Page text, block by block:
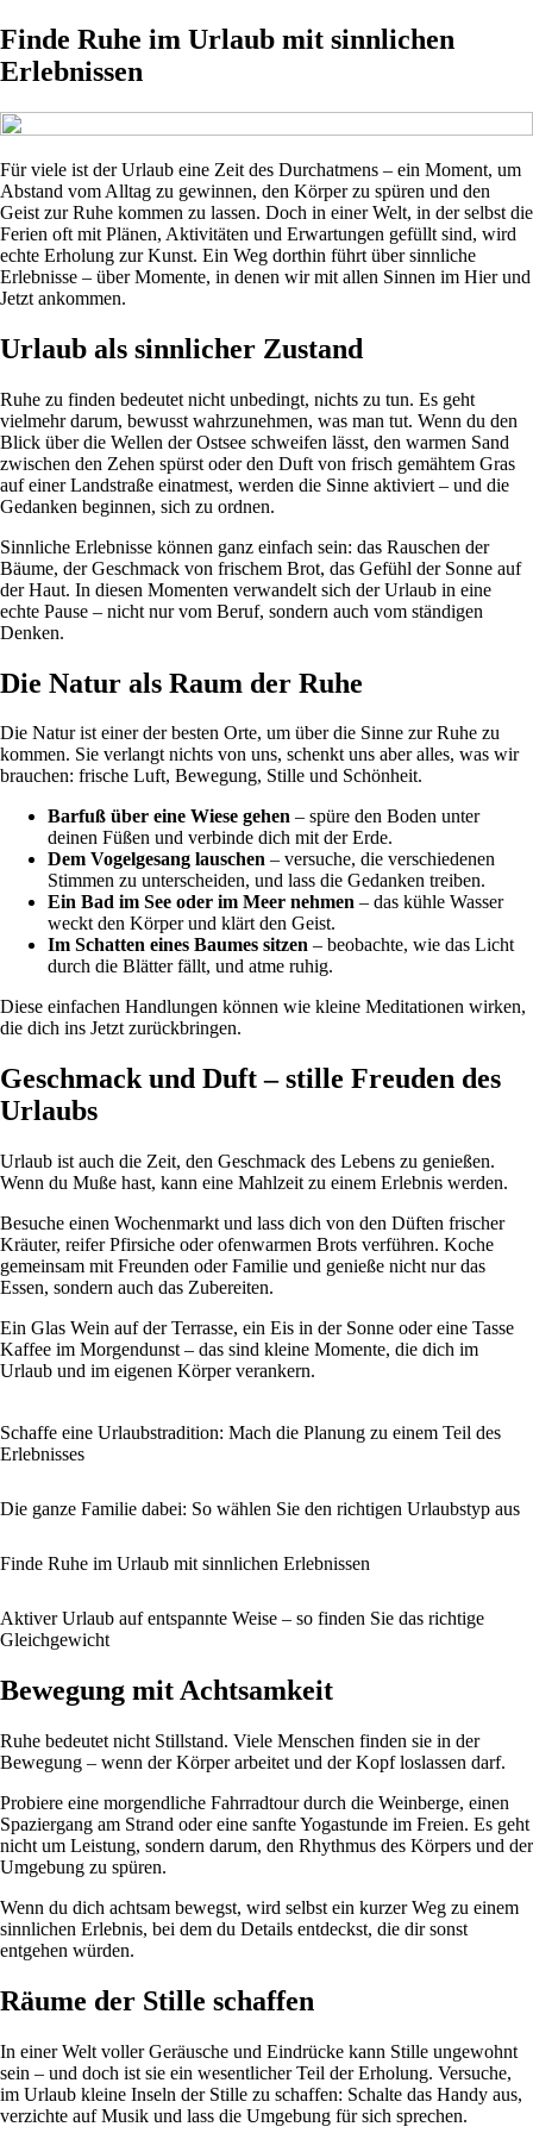
Finde Ruhe im Urlaub mit sinnlichen
Erlebnissen
Für viele ist der Urlaub eine Zeit des Durchatmens – ein Moment, um
Abstand vom Alltag zu gewinnen, den Körper zu spüren und den
Geist zur Ruhe kommen zu lassen. Doch in einer Welt, in der selbst die
Ferien oft mit Plänen, Aktivitäten und Erwartungen gefüllt sind, wird
echte Erholung zur Kunst. Ein Weg dorthin führt über sinnliche
Erlebnisse – über Momente, in denen wir mit allen Sinnen im Hier und
Jetzt ankommen.
Urlaub als sinnlicher Zustand
Ruhe zu finden bedeutet nicht unbedingt, nichts zu tun. Es geht
vielmehr darum, bewusst wahrzunehmen, was man tut. Wenn du den
Blick über die Wellen der Ostsee schweifen lässt, den warmen Sand
zwischen den Zehen spürst oder den Duft von frisch gemähtem Gras
auf einer Landstraße einatmest, werden die Sinne aktiviert – und die
Gedanken beginnen, sich zu ordnen.
Sinnliche Erlebnisse können ganz einfach sein: das Rauschen der
Bäume, der Geschmack von frischem Brot, das Gefühl der Sonne auf
der Haut. In diesen Momenten verwandelt sich der Urlaub in eine
echte Pause – nicht nur vom Beruf, sondern auch vom ständigen
Denken.
Die Natur als Raum der Ruhe
Die Natur ist einer der besten Orte, um über die Sinne zur Ruhe zu
kommen. Sie verlangt nichts von uns, schenkt uns aber alles, was wir
brauchen: frische Luft, Bewegung, Stille und Schönheit.
Barfuß über eine Wiese gehen – spüre den Boden unter
deinen Füßen und verbinde dich mit der Erde.
Dem Vogelgesang lauschen – versuche, die verschiedenen
Stimmen zu unterscheiden, und lass die Gedanken treiben.
Ein Bad im See oder im Meer nehmen – das kühle Wasser
weckt den Körper und klärt den Geist.
Im Schatten eines Baumes sitzen – beobachte, wie das Licht
durch die Blätter fällt, und atme ruhig.
Diese einfachen Handlungen können wie kleine Meditationen wirken,
die dich ins Jetzt zurückbringen.
Geschmack und Duft – stille Freuden des
Urlaubs
Urlaub ist auch die Zeit, den Geschmack des Lebens zu genießen.
Wenn du Muße hast, kann eine Mahlzeit zu einem Erlebnis werden.
Besuche einen Wochenmarkt und lass dich von den Düften frischer
Kräuter, reifer Pfirsiche oder ofenwarmen Brots verführen. Koche
gemeinsam mit Freunden oder Familie und genieße nicht nur das
Essen, sondern auch das Zubereiten.
Ein Glas Wein auf der Terrasse, ein Eis in der Sonne oder eine Tasse
Kaffee im Morgendunst – das sind kleine Momente, die dich im
Urlaub und im eigenen Körper verankern.
Schaffe eine Urlaubstradition: Mach die Planung zu einem Teil des
Erlebnisses
Die ganze Familie dabei: So wählen Sie den richtigen Urlaubstyp aus
Finde Ruhe im Urlaub mit sinnlichen Erlebnissen
Aktiver Urlaub auf entspannte Weise – so finden Sie das richtige
Gleichgewicht
Bewegung mit Achtsamkeit
Ruhe bedeutet nicht Stillstand. Viele Menschen finden sie in der
Bewegung – wenn der Körper arbeitet und der Kopf loslassen darf.
Probiere eine morgendliche Fahrradtour durch die Weinberge, einen
Spaziergang am Strand oder eine sanfte Yogastunde im Freien. Es geht
nicht um Leistung, sondern darum, den Rhythmus des Körpers und der
Umgebung zu spüren.
Wenn du dich achtsam bewegst, wird selbst ein kurzer Weg zu einem
sinnlichen Erlebnis, bei dem du Details entdeckst, die dir sonst
entgehen würden.
Räume der Stille schaffen
In einer Welt voller Geräusche und Eindrücke kann Stille ungewohnt
sein – und doch ist sie ein wesentlicher Teil der Erholung. Versuche,
im Urlaub kleine Inseln der Stille zu schaffen: Schalte das Handy aus,
verzichte auf Musik und lass die Umgebung für sich sprechen.